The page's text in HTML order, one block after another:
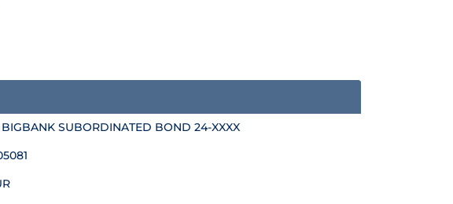
SUBORDINATED BOND 24-XXXX